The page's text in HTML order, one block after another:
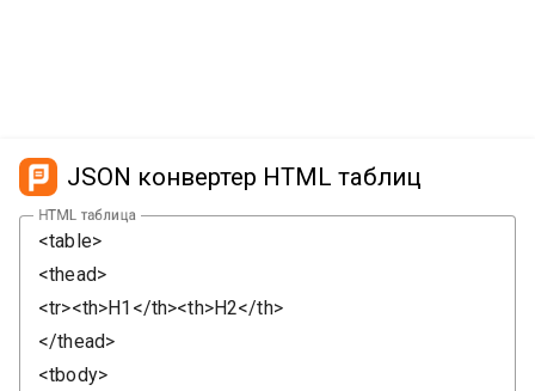
JSON конвертер HTML таблиц
HTML таблица